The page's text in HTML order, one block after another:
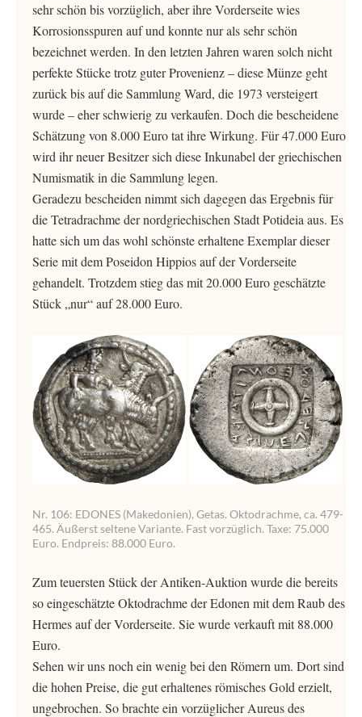
sehr schön bis vorzüglich, aber ihre Vorderseite wies
Korrosionsspuren auf und konnte nur als sehr schön
bezeichnet werden. In den letzten Jahren waren solch nicht
perfekte Stücke trotz guter Provenienz – diese Münze geht
zurück bis auf die Sammlung Ward, die 1973 versteigert
wurde – eher schwierig zu verkaufen. Doch die bescheidene
Schätzung von 8.000 Euro tat ihre Wirkung. Für 47.000 Euro
wird ihr neuer Besitzer sich diese Inkunabel der griechischen
Numismatik in die Sammlung legen.
Geradezu bescheiden nimmt sich dagegen das Ergebnis für
die Tetradrachme der nordgriechischen Stadt Potideia aus. Es
hatte sich um das wohl schönste erhaltene Exemplar dieser
Serie mit dem Poseidon Hippios auf der Vorderseite
gehandelt. Trotzdem stieg das mit 20.000 Euro geschätzte
Stück „nur“ auf 28.000 Euro.
Nr. 106: EDONES (Makedonien), Getas. Oktodrachme, ca. 479-
465. Äußerst seltene Variante. Fast vorzüglich. Taxe: 75.000
Euro. Endpreis: 88.000 Euro.
Zum teuersten Stück der Antiken-Auktion wurde die bereits
so eingeschätzte Oktodrachme der Edonen mit dem Raub des
Hermes auf der Vorderseite. Sie wurde verkauft mit 88.000
Euro.
Sehen wir uns noch ein wenig bei den Römern um. Dort sind
die hohen Preise, die gut erhaltenes römisches Gold erzielt,
ungebrochen. So brachte ein vorzüglicher Aureus des